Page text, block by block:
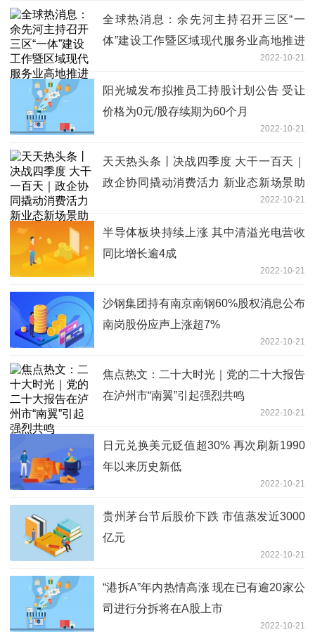
全球热消息：余先河主持召开三区“一
体”建设工作暨区域现代服务业高地推进
2022-10-21
阳光城发布拟推员工持股计划公告 受让
价格为0元/股存续期为60个月
2022-10-21
天天热头条丨决战四季度 大干一百天｜
政企协同撬动消费活力 新业态新场景助
2022-10-21
半导体板块持续上涨 其中清溢光电营收
同比增长逾4成
2022-10-21
沙钢集团持有南京南钢60%股权消息公布
南岗股份应声上涨超7%
2022-10-21
焦点热文：二十大时光｜党的二十大报告
在泸州市“南翼”引起强烈共鸣
2022-10-21
日元兑换美元贬值超30% 再次刷新1990
年以来历史新低
2022-10-21
贵州茅台节后股价下跌 市值蒸发近3000
亿元
2022-10-21
“港拆A”年内热情高涨 现在已有逾20家公
司进行分拆将在A股上市
2022-10-21